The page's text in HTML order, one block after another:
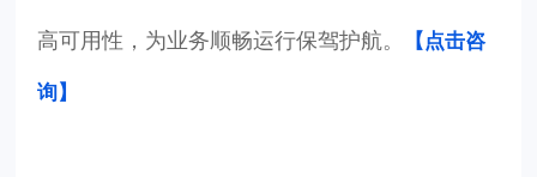
高可用性，为业务顺畅运行保驾护航。 【点击咨
询】